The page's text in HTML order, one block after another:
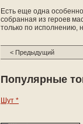
Есть еще одна
собранная из героев
только по исполнению,
< Предыдущий
Популярные
Шут *